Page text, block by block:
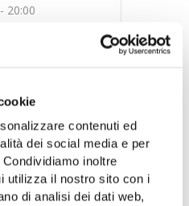
contenuti ed
dei social media e per
inoltre
utilizza il nostro sito con i
di analisi dei dati web,
20:00
Nuovo Cilento